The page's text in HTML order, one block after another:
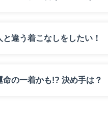
と違う着こなしをしたい！
命の一着かも!? 決め手は？